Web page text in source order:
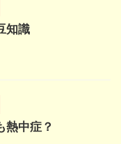
知識
熱中症？